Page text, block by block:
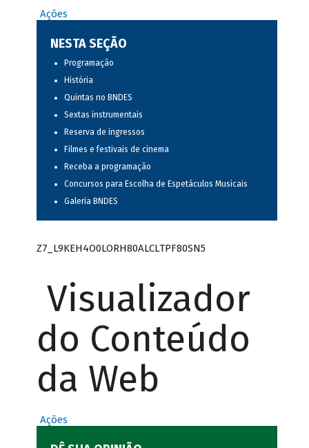
Ações
NESTA SEÇÃO
Programação
História
Quintas no BNDES
Sextas instrumentais
Reserva de ingressos
Filmes e festivais de cinema
Receba a programação
Concursos para Escolha de Espetáculos Musicais
Galeria BNDES
Z7_L9KEH4O0LORH80ALCLTPF80SN5
Visualizador
do Conteúdo
da Web
Ações